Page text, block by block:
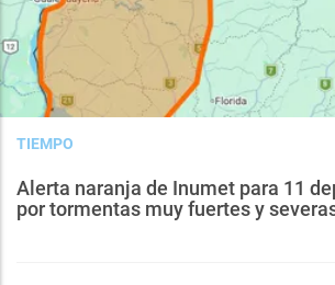
TIEMPO
Alerta naranja de Inumet para 11
por tormentas muy fuertes y